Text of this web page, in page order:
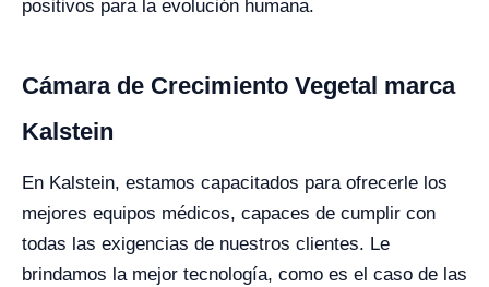
positivos para la evolución humana.
Cámara de Crecimiento Vegetal marca
Kalstein
En Kalstein, estamos capacitados para ofrecerle los
mejores equipos médicos, capaces de cumplir con
todas las exigencias de nuestros clientes. Le
brindamos la mejor tecnología, como es el caso de las